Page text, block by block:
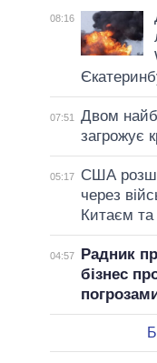
08:16
07:51
Двом
загрожує
05:17
США
через
Китаєм та
04:57
Радник
бізнес